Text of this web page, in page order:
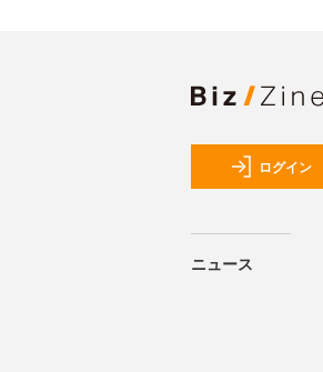
ログイン
ニュース